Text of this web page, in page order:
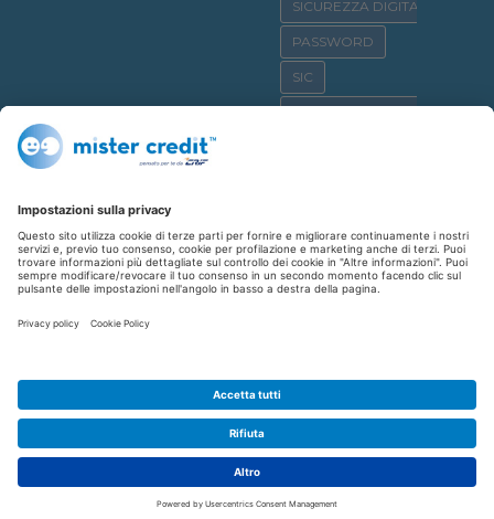
SICUREZZA DIGITALE
PASSWORD
SIC
CREDITO AL CONSUMO
SHOPPING